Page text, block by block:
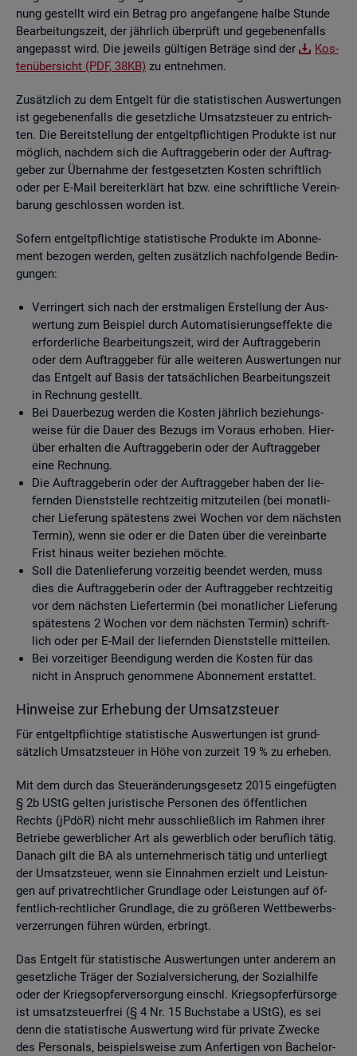
nung ge­stellt wird ein Be­trag pro an­ge­fan­ge­ne halbe Stun­de
Be­ar­bei­tungs­zeit, der jähr­lich über­prüft und ge­ge­be­nen­falls
an­ge­passt wird. Die je­weils gül­ti­gen Be­trä­ge sind der
Kos­
ten­über­sicht (PDF, 38KB) zu ent­neh­men.
Zu­sätz­lich zu dem Ent­gelt für die sta­tis­ti­schen Aus­wer­tun­gen
ist ge­ge­be­nen­falls die ge­setz­li­che Um­satz­steu­er zu ent­rich­
ten. Die Be­reit­stel­lung der ent­gelt­pflich­ti­gen Pro­duk­te ist nur
mög­lich, nach­dem sich die Auf­trag­ge­be­rin oder der Auf­trag­
ge­ber zur Über­nah­me der fest­ge­setz­ten Kos­ten schrift­lich
oder per E-Mail be­reit­er­klärt hat bzw. eine schrift­li­che Ver­ein­
ba­rung ge­schlos­sen wor­den ist.
So­fern ent­gelt­pflich­ti­ge sta­tis­ti­sche Pro­duk­te im Abon­ne­
ment be­zo­gen wer­den, gel­ten zu­sätz­lich nach­fol­gen­de Be­din­
gun­gen:
Ver­rin­gert sich nach der erst­ma­li­gen Er­stel­lung der Aus­
wer­tung zum Bei­spiel durch Au­to­ma­ti­sie­rungs­ef­fek­te die
er­for­der­li­che Be­ar­bei­tungs­zeit, wird der Auf­trag­ge­be­rin
oder dem Auf­trag­ge­ber für alle wei­te­ren Aus­wer­tun­gen nur
das Ent­gelt auf Basis der tat­säch­li­chen Be­ar­bei­tungs­zeit
in Rech­nung ge­stellt.
Bei Dau­er­be­zug wer­den die Kos­ten jähr­lich be­zie­hungs­
wei­se für die Dauer des Be­zugs im Vor­aus er­ho­ben. Hier­
über er­hal­ten die Auf­trag­ge­be­rin oder der Auf­trag­ge­ber
eine Rech­nung.
Die Auf­trag­ge­be­rin oder der Auf­trag­ge­ber haben der lie­
fern­den Dienst­stel­le recht­zei­tig mit­zu­tei­len (bei mo­nat­li­
cher Lie­fe­rung spä­tes­tens zwei Wo­chen vor dem nächs­ten
Ter­min), wenn sie oder er die Daten über die ver­ein­bar­te
Frist hin­aus wei­ter be­zie­hen möch­te.
Soll die Da­ten­lie­fe­rung vor­zei­tig be­en­det wer­den, muss
dies die Auf­trag­ge­be­rin oder der Auf­trag­ge­ber recht­zei­tig
vor dem nächs­ten Lie­fer­ter­min (bei mo­nat­li­cher Lie­fe­rung
spä­tes­tens 2 Wo­chen vor dem nächs­ten Ter­min) schrift­
lich oder per E-Mail der lie­fern­den Dienst­stel­le mit­tei­len.
Bei vor­zei­ti­ger Be­en­di­gung wer­den die Kos­ten für das
nicht in An­spruch ge­nom­me­ne Abon­ne­ment er­stat­tet.
Hin­wei­se zur Er­he­bung der Um­satz­steu­er
Für ent­gelt­pflich­ti­ge sta­tis­ti­sche Aus­wer­tun­gen ist grund­
sätz­lich Um­satz­steu­er in Höhe von zur­zeit 19 % zu er­he­ben.
Mit dem durch das Steu­er­än­de­rungs­ge­setz 2015 ein­ge­füg­ten
§ 2b UStG gel­ten ju­ris­ti­sche Per­so­nen des öf­fent­li­chen
Rechts (jPdöR) nicht mehr aus­schlie­ß­lich im Rah­men ihrer
Be­trie­be ge­werb­li­cher Art als ge­werb­lich oder be­ruf­lich tätig.
Da­nach gilt die BA als un­ter­neh­me­risch tätig und un­ter­liegt
der Um­satz­steu­er, wenn sie Ein­nah­men er­zielt und Leis­tun­
gen auf pri­vat­recht­li­cher Grund­la­ge oder Leis­tun­gen auf öf­
fent­lich-recht­li­cher Grund­la­ge, die zu grö­ße­ren Wett­be­werbs­
ver­zer­run­gen füh­ren wür­den, er­bringt.
Das Ent­gelt für sta­tis­ti­sche Aus­wer­tun­gen unter an­de­rem an
ge­setz­li­che Trä­ger der So­zi­al­ver­si­che­rung, der So­zi­al­hil­fe
oder der Kriegs­op­fer­ver­sor­gung einschl. Kriegs­op­fer­für­sor­ge
ist um­satz­steu­er­frei (§ 4 Nr. 15 Buch­sta­be a UStG), es sei
denn die sta­tis­ti­sche Aus­wer­tung wird für pri­va­te Zwe­cke
des Per­so­nals, bei­spiels­wei­se zum An­fer­ti­gen von Ba­che­lor-